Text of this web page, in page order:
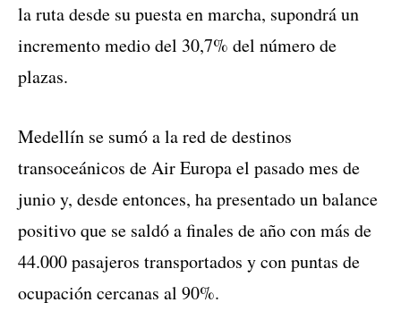
la ruta desde su puesta en marcha, supondrá un
incremento medio del 30,7% del número de
plazas.
Medellín se sumó a la red de destinos
transoceánicos de Air Europa el pasado mes de
junio y, desde entonces, ha presentado un balance
positivo que se saldó a finales de año con más de
44.000 pasajeros transportados y con puntas de
ocupación cercanas al 90%.